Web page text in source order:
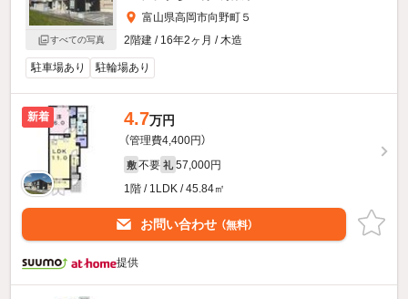
すべての写真
富山県高岡市向野町５
2階建 / 16年2ヶ月 / 木造
駐車場あり 駐輪場あり
新着 4.7万円
（管理費4,400円）
敷 不要 礼 57,000円
1階 / 1LDK / 45.84㎡
お問い合わせ （無料）
提供